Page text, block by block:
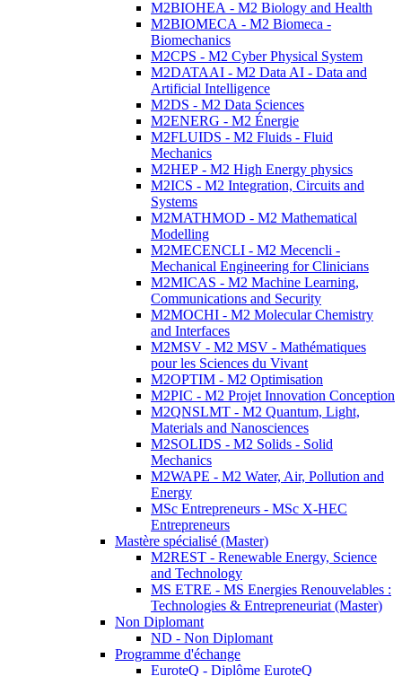
M2BIOHEA - M2 Biology and Health
M2BIOMECA - M2 Biomeca -
Biomechanics
M2CPS - M2 Cyber Physical System
M2DATAAI - M2 Data AI - Data and
Artificial Intelligence
M2DS - M2 Data Sciences
M2ENERG - M2 Énergie
M2FLUIDS - M2 Fluids - Fluid
Mechanics
M2HEP - M2 High Energy physics
M2ICS - M2 Integration, Circuits and
Systems
M2MATHMOD - M2 Mathematical
Modelling
M2MECENCLI - M2 Mecencli -
Mechanical Engineering for Clinicians
M2MICAS - M2 Machine Learning,
Communications and Security
M2MOCHI - M2 Molecular Chemistry
and Interfaces
M2MSV - M2 MSV - Mathématiques
pour les Sciences du Vivant
M2OPTIM - M2 Optimisation
M2PIC - M2 Projet Innovation Conception
M2QNSLMT - M2 Quantum, Light,
Materials and Nanosciences
M2SOLIDS - M2 Solids - Solid
Mechanics
M2WAPE - M2 Water, Air, Pollution and
Energy
MSc Entrepreneurs - MSc X-HEC
Entrepreneurs
Mastère spécialisé (Master)
M2REST - Renewable Energy, Science
and Technology
MS ETRE - MS Energies Renouvelables :
Technologies & Entrepreneuriat (Master)
Non Diplomant
ND - Non Diplomant
Programme d'échange
EuroteQ - Diplôme EuroteQ